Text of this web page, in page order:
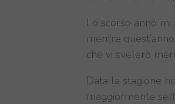
Lo scorso anno
mentre
che vi svelerò
Data la stagione
maggiormente